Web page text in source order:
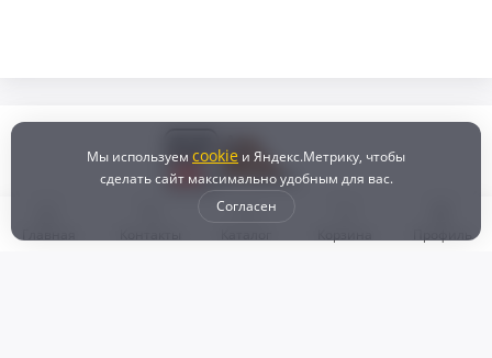
Мы используем cookie и Яндекс.Метрику, чтобы
сделать сайт максимально удобным для вас.
Согласен